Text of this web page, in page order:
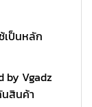
เป็นหลัก
by Vgadz
นสินค้า